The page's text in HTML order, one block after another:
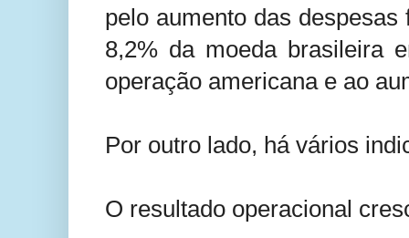
pelo aumento das
8,2% da moeda brasileira
operação americana e ao
Por outro lado, há vários
O resultado operacional